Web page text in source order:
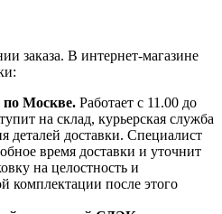
заказа. В интернет-магазине
по Москве. Работает с 11.00 до
на склад, курьерская служба
деталей доставки. Специалист
время доставки и уточнит
на целостность и
комплектации после этого